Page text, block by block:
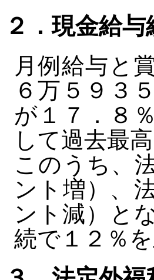
２．現金給
月例給与と
６万５９３
が１７．８
して過去最
このうち、
ント増）、
ント減）と
続で１２％